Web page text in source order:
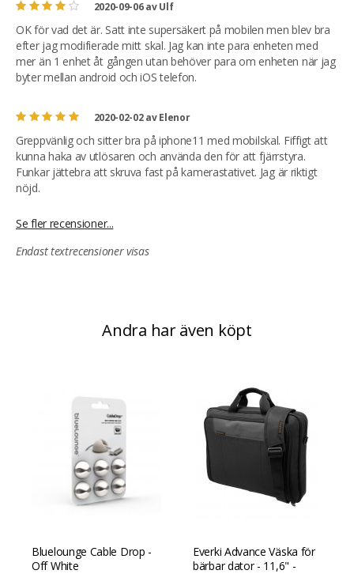
2020-09-06avUlf
OK för vad det är. Satt inte supersäkert på mobilen men blev bra
efter jag modifierade mitt skal. Jag kan inte para enheten med
mer än 1 enhet åt gången utan behöver para om enheten när jag
byter mellan android och iOS telefon.
2020-02-02avElenor
Greppvänlig och sitter bra på iphone11 med mobilskal. Fiffigt att
kunna haka av utlösaren och använda den för att fjärrstyra.
Funkar jättebra att skruva fast på kamerastativet. Jag är riktigt
nöjd.
Se fler recensioner...
Endast textrecensioner visas
Andra har även köpt
Bluelounge Cable Drop -
Off White
Everki Advance Väska för
bärbar dator - 11,6" -